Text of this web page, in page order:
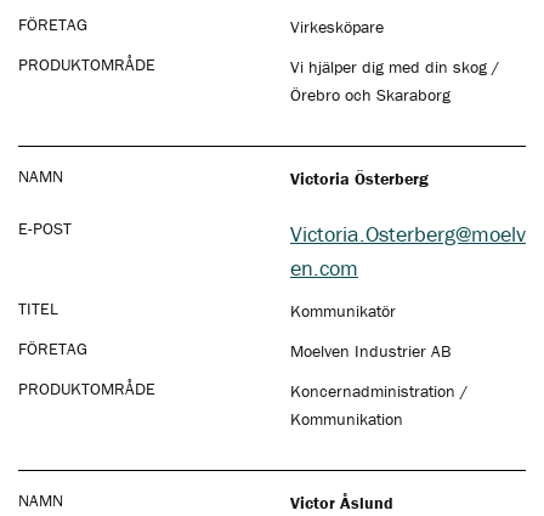
FÖRETAG
Virkesköpare
PRODUKTOMRÅDE
Vi hjälper dig med din skog /
Örebro och Skaraborg
NAMN Victoria Österberg
E-POST
Victoria.Osterberg@moelv
en.com
TITEL
Kommunikatör
FÖRETAG
Moelven Industrier AB
PRODUKTOMRÅDE
Koncernadministration /
Kommunikation
NAMN Victor Åslund